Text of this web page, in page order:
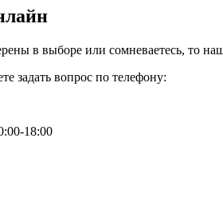
в выборе или сомневаетесь, то
задать вопрос по телефону:
18:00